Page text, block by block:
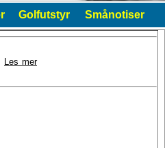
Golfutstyr Smånotiser
Les mer